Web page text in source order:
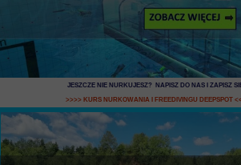
JESZCZE NIE NURKUJESZ? NAPISZ DO NAS I ZAPISZ
>>>> KURS NURKOWANIA I FREEDIVINGU DEEPSPOT